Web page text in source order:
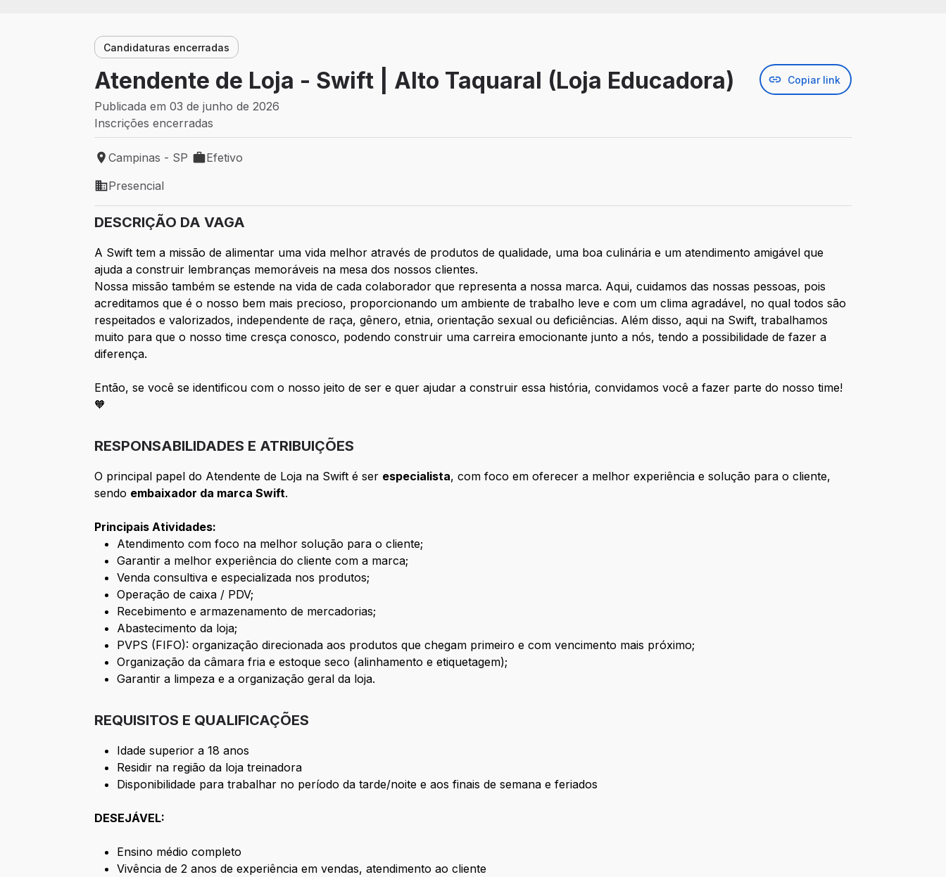
Candidaturas encerradas
Atendente de Loja - Swift | Alto Taquaral (Loja Educadora) Copiar link
Publicada em 03 de junho de 2026
Inscrições encerradas
Local de trabalho: Campinas - SP
Campinas - SP
Tipo de vaga: Efetivo
Efetivo
Modelo de trabalho: Presencial
Presencial
DESCRIÇÃO DA VAGA
A Swift tem a missão de alimentar uma vida melhor através de produtos de qualidade, uma boa culinária e um atendimento amigável que
ajuda a construir lembranças memoráveis na mesa dos nossos clientes.
Nossa missão também se estende na vida de cada colaborador que representa a nossa marca. Aqui, cuidamos das nossas pessoas, pois
acreditamos que é o nosso bem mais precioso, proporcionando um ambiente de trabalho leve e com um clima agradável, no qual todos são
respeitados e valorizados, independente de raça, gênero, etnia, orientação sexual ou deficiências. Além disso, aqui na Swift, trabalhamos
muito para que o nosso time cresça conosco, podendo construir uma carreira emocionante junto a nós, tendo a possibilidade de fazer a
diferença.
Então, se você se identificou com o nosso jeito de ser e quer ajudar a construir essa história, convidamos você a fazer parte do nosso time!
🧡
RESPONSABILIDADES E ATRIBUIÇÕES
O principal papel do Atendente de Loja na Swift é ser especialista, com foco em oferecer a melhor experiência e solução para o cliente,
sendo embaixador da marca Swift.
Principais Atividades:
Atendimento com foco na melhor solução para o cliente;
Garantir a melhor experiência do cliente com a marca;
Venda consultiva e especializada nos produtos;
Operação de caixa / PDV;
Recebimento e armazenamento de mercadorias;
Abastecimento da loja;
PVPS (FIFO): organização direcionada aos produtos que chegam primeiro e com vencimento mais próximo;
Organização da câmara fria e estoque seco (alinhamento e etiquetagem);
Garantir a limpeza e a organização geral da loja.
REQUISITOS E QUALIFICAÇÕES
Idade superior a 18 anos
Residir na região da loja treinadora
Disponibilidade para trabalhar no período da tarde/noite e aos finais de semana e feriados
DESEJÁVEL:
Ensino médio completo
Vivência de 2 anos de experiência em vendas, atendimento ao cliente